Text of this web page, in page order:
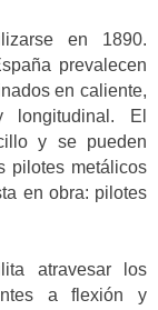
en 1890.
prevalecen
en caliente,
longitudinal. El
y se pueden
pilotes metálicos
en obra: pilotes
atravesar los
a flexión y